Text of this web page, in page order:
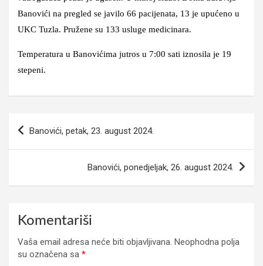
Banovići na pregled se javilo 66 pacijenata, 13 je upućeno u
UKC Tuzla. Pružene su 133 usluge medicinara.
Temperatura u Banovićima jutros u 7:00 sati iznosila je 19
stepeni.
Banovići, petak, 23. august 2024.
Banovići, ponedjeljak, 26. august 2024.
Komentariši
Vaša email adresa neće biti objavljivana. Neophodna polja
su označena sa *